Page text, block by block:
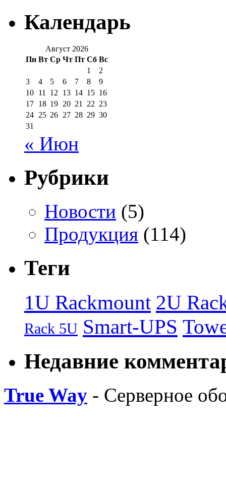
Календарь
Август 2026
Пн Вт Ср Чт Пт Сб Вс
1
2
3
4 5 6 7 8
9
10 11 12 13 14 15 16
17 18 19 20 21 22 23
24 25 26 27 28 29 30
31
« Июн
Рубрики
Новости (5)
Продукция (114)
Теги
1U Rackmount 2U
Rack 5U Smart-UPS
Недавние
True Way - Серверное